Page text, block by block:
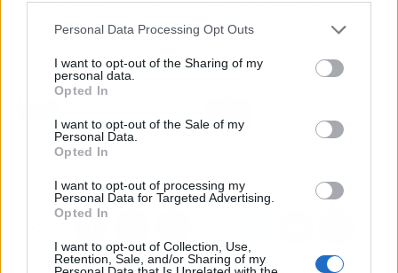
Personal Data Processing Opt Outs
I want to opt-out of the Sharing of my
personal data.
Opted In
I want to opt-out of the Sale of my
Personal Data.
Opted In
I want to opt-out of processing my
Personal Data for Targeted Advertising.
Opted In
I want to opt-out of Collection, Use,
Retention, Sale, and/or Sharing of my
contra Estrella Roja).
Artículo anterior
gana para disgustos:
ahora las críticas vienen
una famosísima